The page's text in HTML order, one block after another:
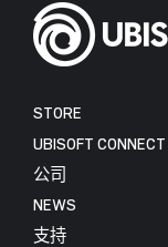
STORE
UBISOFT CONNECT
公司
NEWS
支持